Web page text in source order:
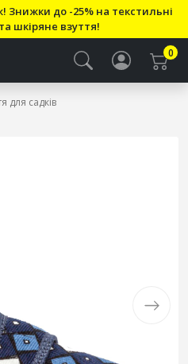
Знижки до -25% на текстильні
шкіряне взуття!
0
для садків